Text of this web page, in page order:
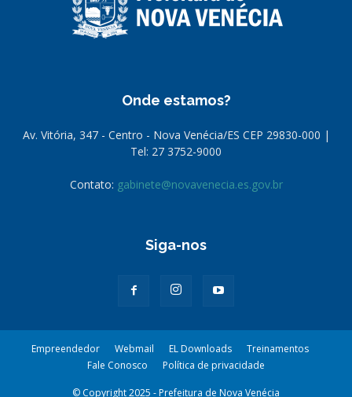
Onde estamos?
Av. Vitória, 347 - Centro - Nova Venécia/ES CEP 29830-000 |
Tel: 27 3752-9000
Contato: gabinete@novavenecia.es.gov.br
Siga-nos
Empreendedor Webmail EL Downloads
Treinamentos
Fale Conosco
Política de privacidade
© Copyright 2025 - Prefeitura de Nova Venécia